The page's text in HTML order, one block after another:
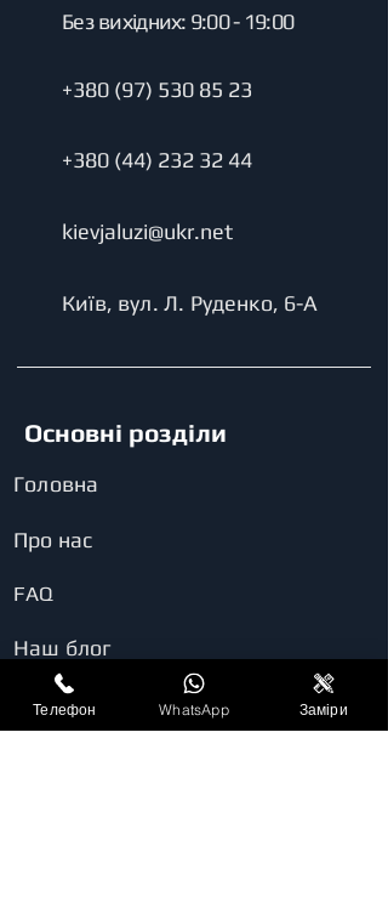
Без вихідних: 9:00 - 19:00
+380 (97) 530 85 23
+380 (44) 232 32 44
kievjaluzi@ukr.net
Київ, вул. Л. Руденко, 6-А
Основні розділи
Головна
Про нас
FAQ
Наш блог
Контакти
Телефон WhatsApp Заміри